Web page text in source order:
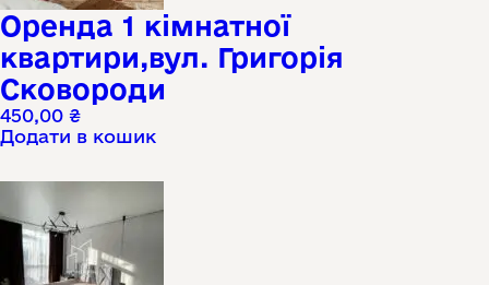
Оренда 1 кімнатної
квартири,вул. Григорія
Сковороди
450,00 ₴
Додати в кошик